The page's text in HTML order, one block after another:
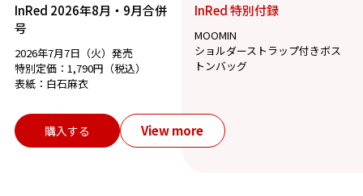
InRed 2026年8月・9月合併
号
2026年7月7日（火）発売
特別定価：1,790円（税込）
表紙：白石麻衣
InRed 特別付録
MOOMIN
ショルダーストラップ付きボス
トンバッグ
購入する View more